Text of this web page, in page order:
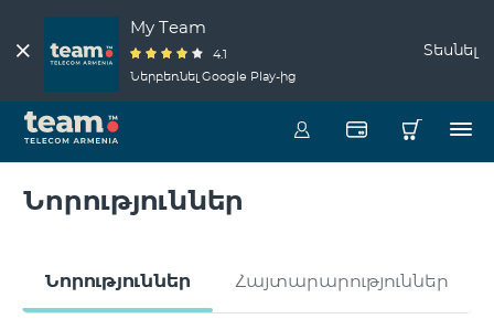
My Team
4.1
Ներբեռնել Google Play-ից
Տեսնել
Նորություններ
Նորություններ Հայտարարություններ